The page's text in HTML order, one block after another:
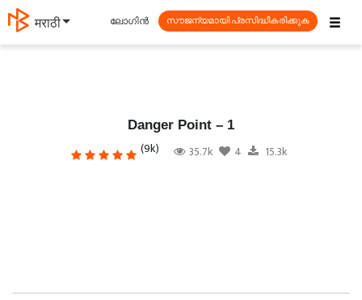
मराठी ☰
ലോഗിൻ സൗജന്യമായി പ്രസിദ്ധീകരിക്കുക
Danger Point – 1
(9k) 35.7k 4 15.3k